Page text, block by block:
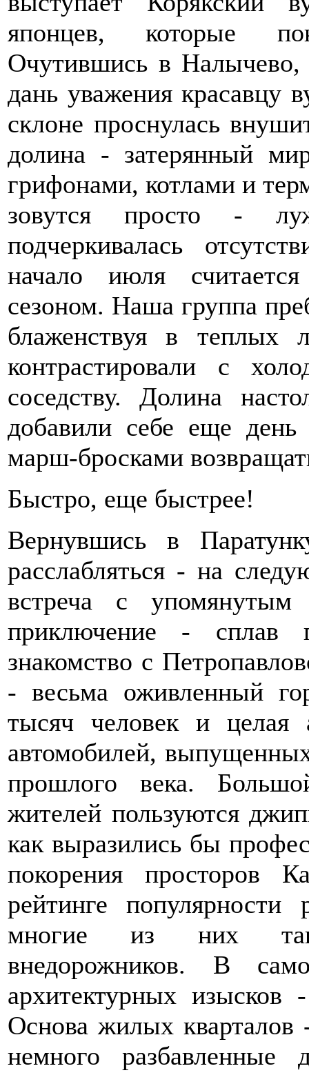
японцев, которые
Очутившись в Налычево,
дань уважения красавцу
склоне проснулась
долина - затерянный
грифонами, котлами и
зовутся просто -
подчеркивалась
начало июля
сезоном. Наша группа
блаженствуя в теплых
контрастировали с
соседству. Долина
добавили себе еще
марш-бросками
Быстро, еще быстрее!
Вернувшись в
расслабляться - на
встреча с
приключение - сплав
знакомство с
- весьма оживленный
тысяч человек и целая
автомобилей,
прошлого века.
жителей пользуются
как выразились бы
покорения просторов
рейтинге популярности
многие из них
внедорожников. В
архитектурных изысков
Основа жилых кварталов
немного разбавленные